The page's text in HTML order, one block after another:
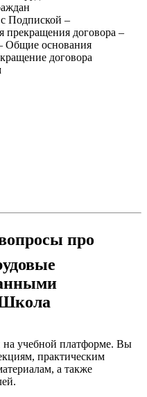
Подпиской –
прекращения договора –
Общие основания
договора
про
на учебной платформе. Вы
практическим
а также